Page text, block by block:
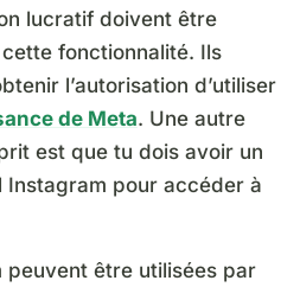
lucratif doivent être
fonctionnalité. Ils
l’autorisation d’utiliser
de Meta. Une autre
est que tu dois avoir un
pour accéder à
peuvent être utilisées par